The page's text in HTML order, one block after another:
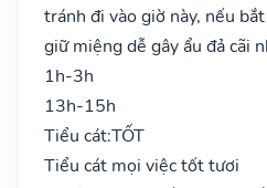
tránh đi vào giờ này, nếu
giữ miệng dễ gây ẩu đả cãi
1h-3h
13h-15h
Tiểu cát:TỐT
Tiểu cát mọi việc tốt tươi